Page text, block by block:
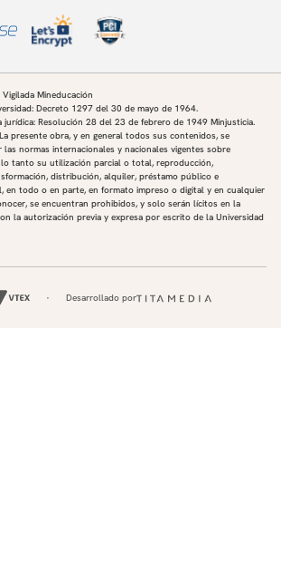
Mineducación
Decreto 1297 del 30 de mayo de 1964.
jurídica: Resolución 28 del 23 de febrero de 1949 Minjusticia.
presente obra, y en general todos sus contenidos, se
normas internacionales y nacionales vigentes sobre
tanto su utilización parcial o total, reproducción,
distribución, alquiler, préstamo público e
en todo o en parte, en formato impreso o digital y en cualquier
se encuentran prohibidos, y solo serán lícitos en la
la autorización previa y expresa por escrito de la Universidad
Desarrollado por